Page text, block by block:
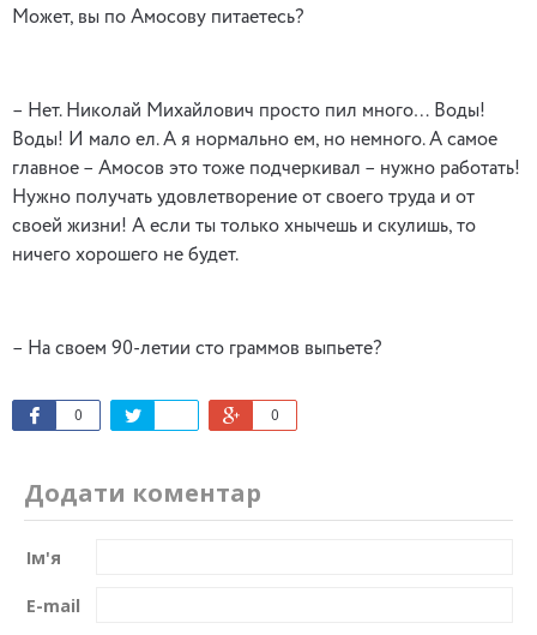
Может, вы по Амосову питаетесь?
– Нет. Николай Михайлович просто пил много… Воды!
Воды! И мало ел. А я нормально ем, но немного. А самое
главное – Амосов это тоже подчеркивал – нужно работать!
Нужно получать удовлетворение от своего труда и от
своей жизни! А если ты только хнычешь и скулишь, то
ничего хорошего не будет.
– На своем 90-летии сто граммов выпьете?
0 0
Додати коментар
Ім'я
E-mail